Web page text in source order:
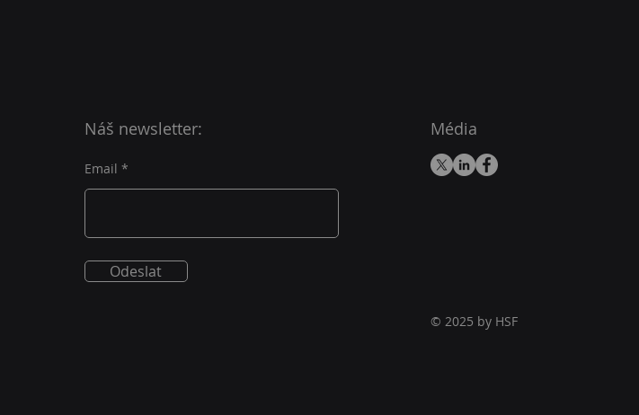
Náš newsletter:
Email
Odeslat
Média
© 2025 by HSF